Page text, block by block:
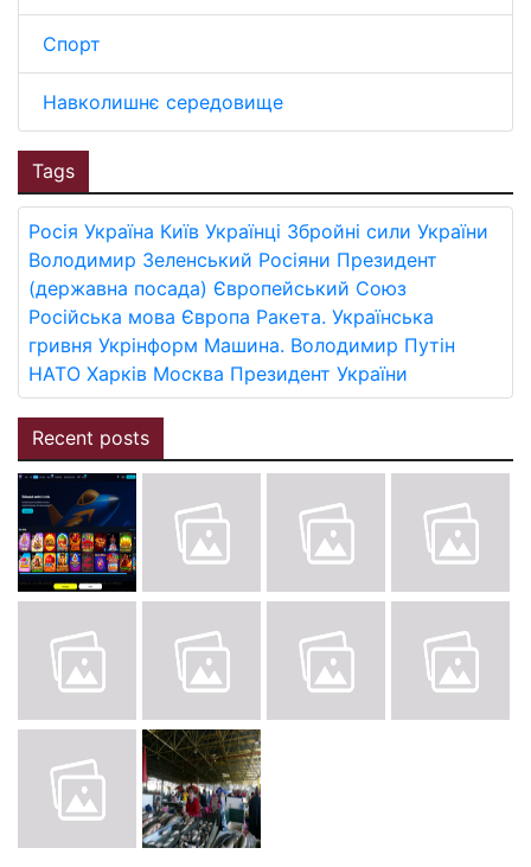
Спорт
Навколишнє середовище
Tags
Росія Україна Київ Українці Збройні сили України
Володимир Зеленський Росіяни Президент
(державна посада) Європейський Союз
Російська мова Європа Ракета. Українська
гривня Укрінформ Машина. Володимир Путін
НАТО Харків Москва Президент України
Recent posts